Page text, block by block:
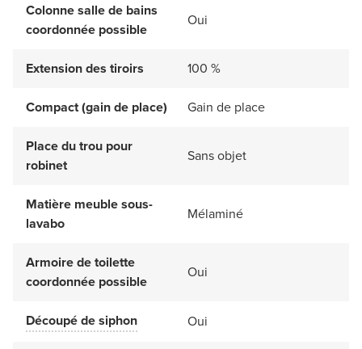
Colonne salle de bains
coordonnée possible
Oui
Extension des tiroirs 100 %
Compact (gain de place) Gain de place
Place du trou pour
robinet
Sans objet
Matière meuble sous-
lavabo
Mélaminé
Armoire de toilette
coordonnée possible
Oui
Découpé de siphon Oui